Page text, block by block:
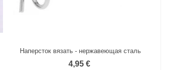
К сравнению
Наперсток вязать - нержавеющая сталь
4,95 €